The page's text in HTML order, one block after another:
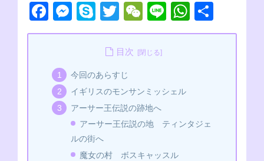
F
a
e
b
o
M
e
e
n
g
er
S
ky
p
e
T
wi
tt
er
W
e
C
at
Li
n
W
h
p
有
目次
今回のあらすじ
イギリスのモンサンミッシェル
アーサー王伝説の跡地へ
アーサー王伝説の地 ティンタジェ
ルの街へ
魔女の村 ボスキャッスル